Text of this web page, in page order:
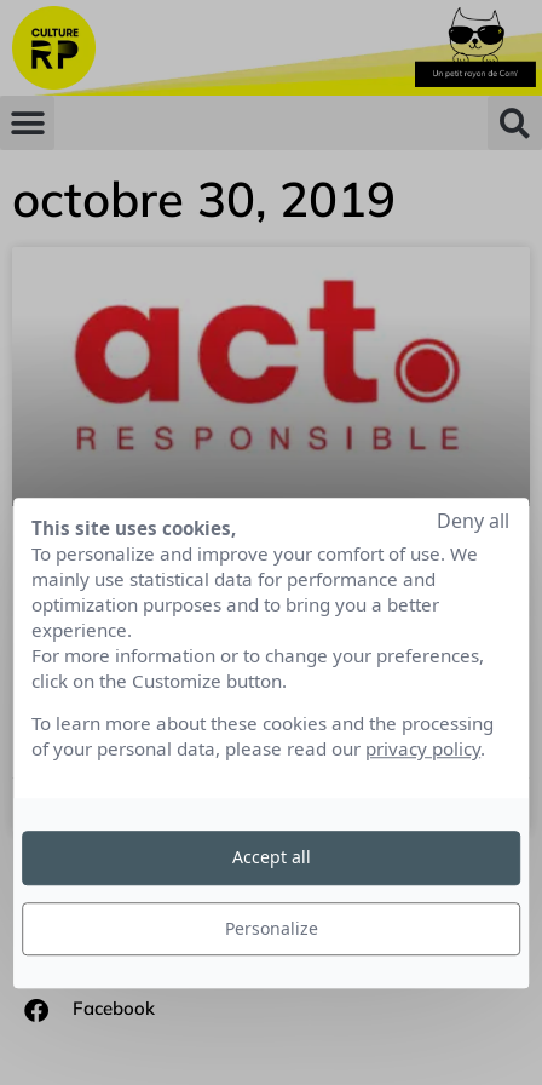
octobre 30, 2019
Faire le bien : le vrai pouvoir de la
com’
#JaimeLaCom « Act Responsible est une association créée
pour inspirer, promouvoir et fédérer les communications
» Isa Kurata cofondatrice – Act
SUIVEZ-NOUS
Linkedin
Facebook
This site uses cookies,
To personalize and improve your comfort of use. We
mainly use statistical data for performance and
optimization purposes and to bring you a better
experience.
For more information or to change your preferences,
click on the Customize button.
To learn more about these cookies and the processing
of your personal data, please read our privacy policy.
Personalize
Deny all
Accept all